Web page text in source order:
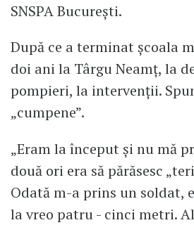
SNSPA București.
După ce a terminat școala
doi ani la Târgu Neamț, la
pompieri, la intervenții.
„cumpene”.
„Eram la început și nu mă
două ori era să părăsesc
Odată m-a prins un soldat,
la vreo patru - cinci metri.